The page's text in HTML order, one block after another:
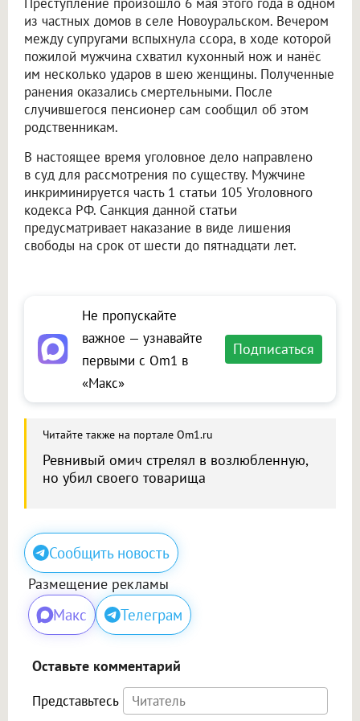
из частных домов в селе Новоуральском. Вечером
между супругами вспыхнула ссора, в ходе которой
пожилой мужчина схватил кухонный нож и нанёс
им несколько ударов в шею женщины. Полученные
ранения оказались смертельными. После
случившегося пенсионер сам сообщил об этом
родственникам.
В настоящее время уголовное дело направлено
в суд для рассмотрения по существу. Мужчине
инкриминируется часть 1 статьи 105 Уголовного
кодекса РФ. Санкция данной статьи
предусматривает наказание в виде лишения
свободы на срок от шести до пятнадцати лет.
Не пропускайте
важное — узнавайте
первыми с Om1 в
«Макс»
Подписаться
Читайте также на портале Om1.ru
Ревнивый омич стрелял в возлюбленную,
но убил своего товарища
Сообщить новость
Размещение рекламы
Макс Телеграм
Оставьте комментарий
Представьтесь